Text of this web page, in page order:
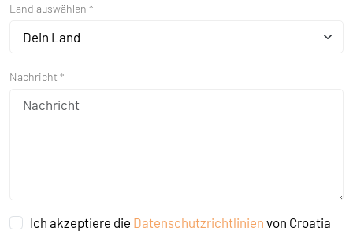
Land auswählen *
Dein Land
Nachricht *
Ich akzeptiere die Datenschutzrichtlinien von Croatia